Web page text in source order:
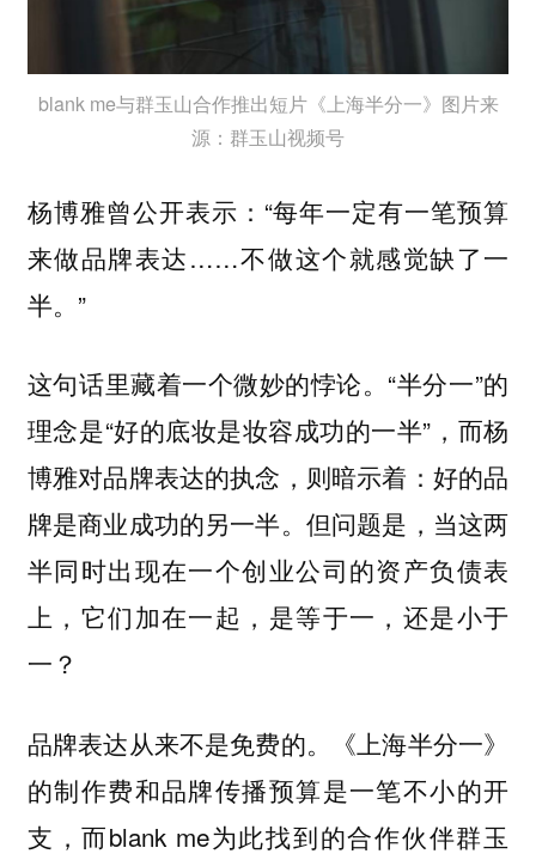
blank me与群玉山合作推出短片《上海半分一》图片来
源：群玉山视频号
杨博雅曾公开表示：“每年一定有一笔预算
来做品牌表达……不做这个就感觉缺了一
半。”
这句话里藏着一个微妙的悖论。“半分一”的
理念是“好的底妆是妆容成功的一半”，而杨
博雅对品牌表达的执念，则暗示着：好的品
牌是商业成功的另一半。但问题是，当这两
半同时出现在一个创业公司的资产负债表
上，它们加在一起，是等于一，还是小于
一？
品牌表达从来不是免费的。《上海半分一》
的制作费和品牌传播预算是一笔不小的开
支，而blank me为此找到的合作伙伴群玉